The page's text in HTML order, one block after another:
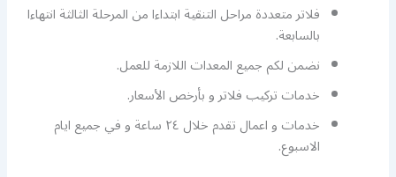
فلاتر متعددة مراحل التنقية ابتداءا من المرحلة الثالثة انتهاءا
بالسابعة.
نضمن لكم جميع المعدات اللازمة للعمل.
خدمات تركيب فلاتر و بأرخص الأسعار.
خدمات و اعمال تقدم خلال ٢٤ ساعة و في جميع ايام
الاسبوع.